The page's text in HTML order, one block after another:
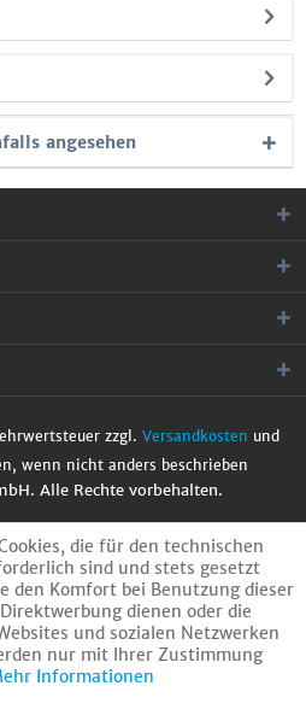
angesehen
zzgl. Versandkosten und
wenn nicht anders beschrieben
Alle Rechte vorbehalten.
die für den technischen
sind und stets gesetzt
den Komfort bei Benutzung dieser
dienen oder die
und sozialen Netzwerken
nur mit Ihrer Zustimmung
Informationen